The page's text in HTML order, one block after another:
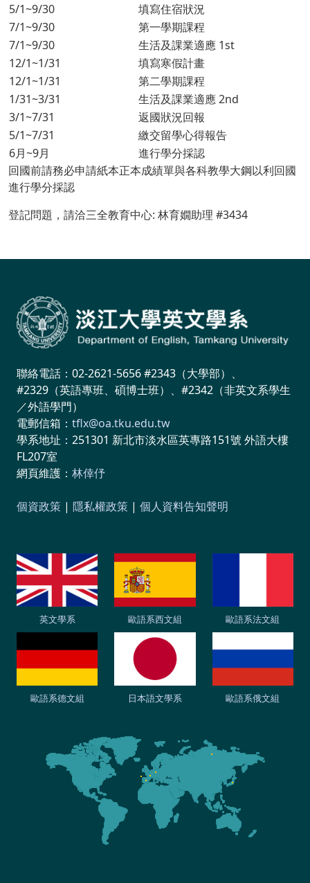
5/1~9/30
填寫住宿狀況
7/1~9/30
第一學期課程
7/1~9/30
生活及課業適應 1st
12/1~1/31
填寫寒假計畫
12/1~1/31
第二學期課程
1/31~3/31
生活及課業適應 2nd
3/1~7/31
返國狀況回報
5/1~7/31
繳交留學心得報告
6月~9月
進行學分採認
回國前請務必申請紙本正本成績單與各科教學大鋼以利回國
進行學分採認
登記問題，請洽三全教育中心: 林育嫺助理 #3434
聯絡電話：02-2621-5656 #2343（大學部）、
#2329（英語專班、碩博士班）、#2342（非英文系學生
／外語學門）
電郵信箱： tflx@oa.tku.edu.tw
學系地址：251301 新北市淡水區英專路151號 外語大樓
FL207室
網頁維護： 林倖伃
個資政策 | 隱私權政策 | 個人資料告知聲明
英文學系 歐語系西文組 歐語系法文組
歐語系德文組 日本語文學系 歐語系俄文組